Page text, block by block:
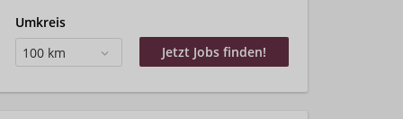
Umkreis
100 km